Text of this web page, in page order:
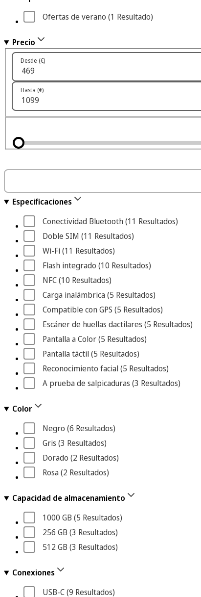
Ofertas de verano (1 Resultado)
Precio
Desde (€)
Hasta (€)
Especificaciones
Conectividad Bluetooth (11 Resultados)
Doble SIM (11 Resultados)
Wi-Fi (11 Resultados)
Flash integrado (10 Resultados)
NFC (10 Resultados)
Carga inalámbrica (5 Resultados)
Compatible con GPS (5 Resultados)
Escáner de huellas dactilares (5 Resultados)
Pantalla a Color (5 Resultados)
Pantalla táctil (5 Resultados)
Reconocimiento facial (5 Resultados)
A prueba de salpicaduras (3 Resultados)
Color
Negro (6 Resultados)
Gris (3 Resultados)
Dorado (2 Resultados)
Rosa (2 Resultados)
Capacidad de almacenamiento
1000 GB (5 Resultados)
256 GB (3 Resultados)
512 GB (3 Resultados)
Conexiones
USB-C (9 Resultados)